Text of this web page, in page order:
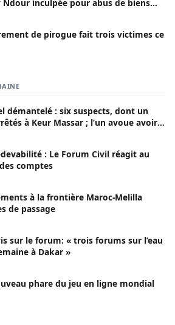
Ndour inculpée pour abus de biens
de pirogue fait trois victimes ce
démantelé : six suspects, dont un
à Keur Massar ; l’un avoue avoir
2018
: Le Forum Civil réagit au
comptes
à la frontière Maroc-Melilla
de passage
sur le forum: « trois forums sur l’eau
à Dakar »
phare du jeu en ligne mondial